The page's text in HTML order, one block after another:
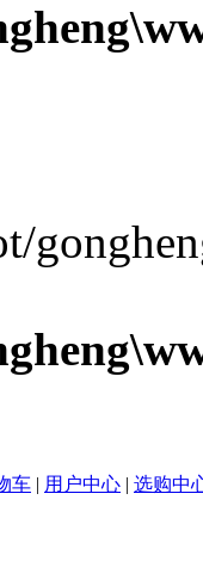
车 | 用户中心 | 选购中